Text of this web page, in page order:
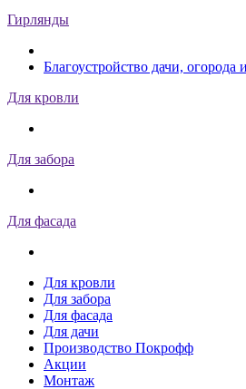
Гирлянды
Благоустройство дачи, огорода
Для кровли
Для забора
Для фасада
Для кровли
Для забора
Для фасада
Для дачи
Производство Покрофф
Акции
Монтаж